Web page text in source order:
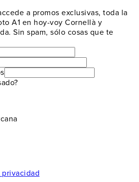
a promos exclusivas, toda la
A1 en hoy-voy Cornellà y
Sin spam, sólo cosas que te